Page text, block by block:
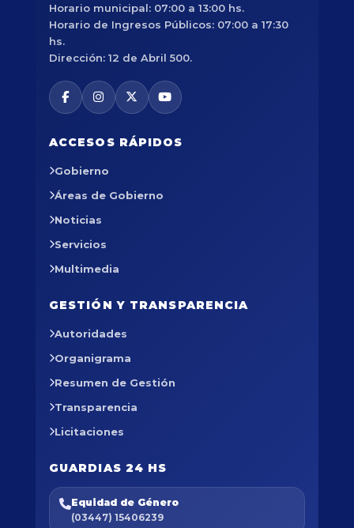
Horario municipal: 07:00 a 13:00 hs.
Horario de Ingresos Públicos: 07:00 a 17:30
hs.
Dirección: 12 de Abril 500.
ACCESOS RÁPIDOS
Gobierno
Áreas de Gobierno
Noticias
Servicios
Multimedia
GESTIÓN Y TRANSPARENCIA
Autoridades
Organigrama
Resumen de Gestión
Transparencia
Licitaciones
GUARDIAS 24 HS
Equidad de Género
(03447) 15406239